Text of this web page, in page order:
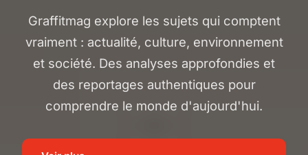
Graffitmag explore les sujets qui comptent
vraiment : actualité, culture, environnement
et société. Des analyses approfondies et
des reportages authentiques pour
comprendre le monde d'aujourd'hui.